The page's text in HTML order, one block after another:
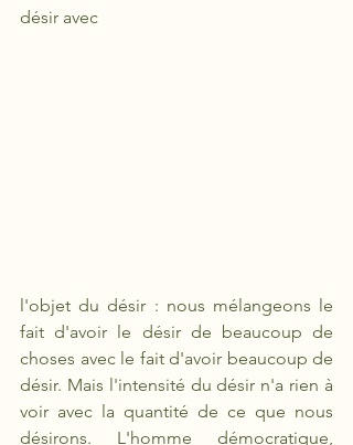
désir avec
l'objet du désir : nous mélangeons le
fait d'avoir le désir de beaucoup de
choses avec le fait d'avoir beaucoup de
désir. Mais l'intensité du désir n'a rien à
voir avec la quantité de ce que nous
désirons. L'homme démocratique,